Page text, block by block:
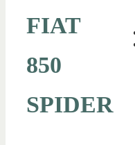
FIAT
850
SPIDER